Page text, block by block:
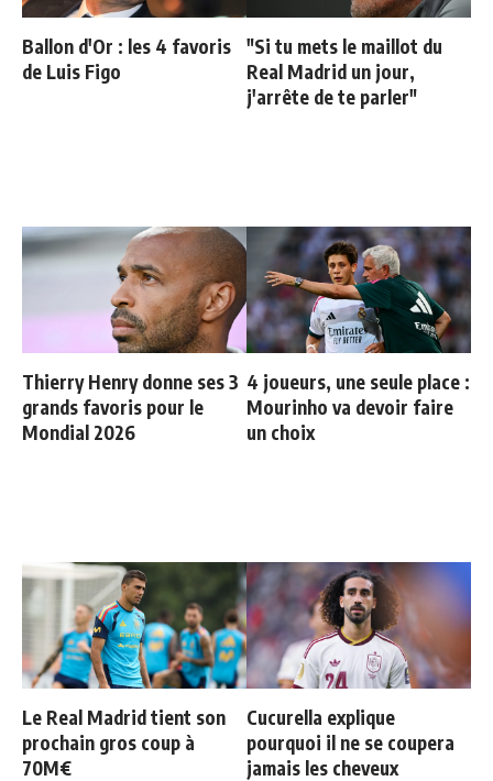
Ballon d'Or : les 4 favoris
de Luis Figo
"Si tu mets le maillot du
Real Madrid un jour,
j'arrête de te parler"
Thierry Henry donne ses 3
grands favoris pour le
Mondial 2026
4 joueurs, une seule place :
Mourinho va devoir faire
un choix
Le Real Madrid tient son
prochain gros coup à
70M€
Cucurella explique
pourquoi il ne se coupera
jamais les cheveux